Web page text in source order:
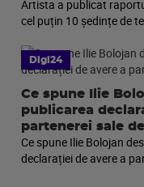
Artista a publicat
cel puțin 10 ședințe de
Digi24
Ce spune Ilie
publicarea
partenerei sale
Ce spune Ilie Bolojan
declarației de avere a